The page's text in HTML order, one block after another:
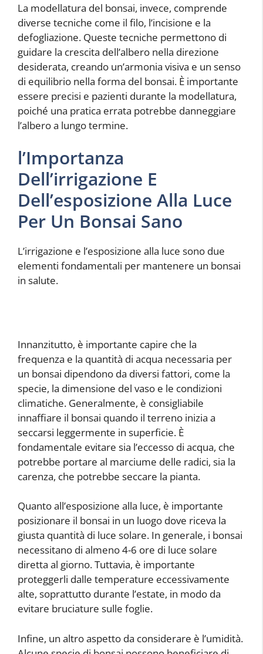
La modellatura del bonsai, invece, comprende
diverse tecniche come il filo, l’incisione e la
defogliazione. Queste tecniche permettono di
guidare la crescita dell’albero nella direzione
desiderata, creando un’armonia visiva e un senso
di equilibrio nella forma del bonsai. È importante
essere precisi e pazienti durante la modellatura,
poiché una pratica errata potrebbe danneggiare
l’albero a lungo termine.
l’Importanza
Dell’irrigazione E
Dell’esposizione Alla Luce
Per Un Bonsai Sano
L’irrigazione e l’esposizione alla luce sono due
elementi fondamentali per mantenere un bonsai
in salute.
Innanzitutto, è importante capire che la
frequenza e la quantità di acqua necessaria per
un bonsai dipendono da diversi fattori, come la
specie, la dimensione del vaso e le condizioni
climatiche. Generalmente, è consigliabile
innaffiare il bonsai quando il terreno inizia a
seccarsi leggermente in superficie. È
fondamentale evitare sia l’eccesso di acqua, che
potrebbe portare al marciume delle radici, sia la
carenza, che potrebbe seccare la pianta.
Quanto all’esposizione alla luce, è importante
posizionare il bonsai in un luogo dove riceva la
giusta quantità di luce solare. In generale, i bonsai
necessitano di almeno 4-6 ore di luce solare
diretta al giorno. Tuttavia, è importante
proteggerli dalle temperature eccessivamente
alte, soprattutto durante l’estate, in modo da
evitare bruciature sulle foglie.
Infine, un altro aspetto da considerare è l’umidità.